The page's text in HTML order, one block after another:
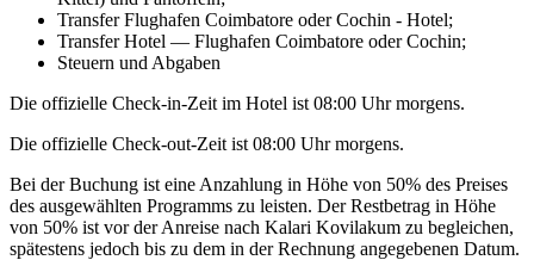
Transfer Flughafen Coimbatore oder Cochin - Hotel;
Transfer Hotel — Flughafen Coimbatore oder Cochin;
Steuern und Abgaben
Die offizielle Check-in-Zeit im Hotel ist 08:00 Uhr morgens.
Die offizielle Check-out-Zeit ist 08:00 Uhr morgens.
Bei der Buchung ist eine Anzahlung in Höhe von 50% des Preises
des ausgewählten Programms zu leisten. Der Restbetrag in Höhe
von 50% ist vor der Anreise nach Kalari Kovilakum zu begleichen,
spätestens jedoch bis zu dem in der Rechnung angegebenen Datum.